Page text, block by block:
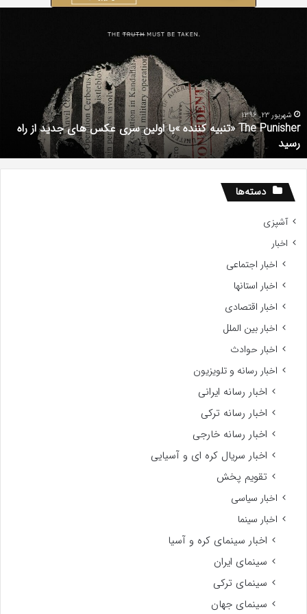
Gifted
2017شهریور 1, 1396
دانلود رایگان دوبله فارسی فیلم با استعداد Gifted 2017
دسته‌ها
آشپزی
اخبار
اخبار اجتماعی
اخبار استانها
اخبار اقتصادی
اخبار بین الملل
اخبار حوادث
اخبار رسانه و تلویزیون
اخبار رسانه ایرانی
اخبار رسانه ترکی
اخبار رسانه خارجی
اخبار سریال کره ای و آسیایی
تقویم پخش
اخبار سیاسی
اخبار سینما
اخبار سینمای کره و آسیا
سینمای ایران
سینمای ترکی
سینمای جهان